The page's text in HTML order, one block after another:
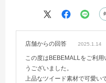
店舗からの回答 2025.1.14
この度はBEBEMALLをご利用
うございました。
上品なツイード素材で可愛い